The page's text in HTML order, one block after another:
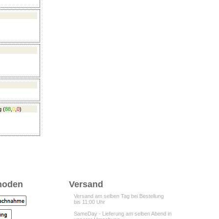
(88, 0, 0)
Versand
Versand am selben Tag bei Bestellung
bis 11:00 Uhr
SameDay - Lieferung am selben Abend in